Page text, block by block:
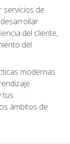
servicios de
del cliente,
del
modernas
tus
ámbitos de